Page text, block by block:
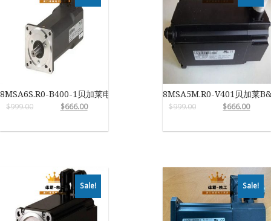
8MSA6S.R0-B400-1贝加莱电机
$999.00 $666.00
8MSA5M.R0-V401贝加莱
$999.00 $666.00
Sale! Sale!